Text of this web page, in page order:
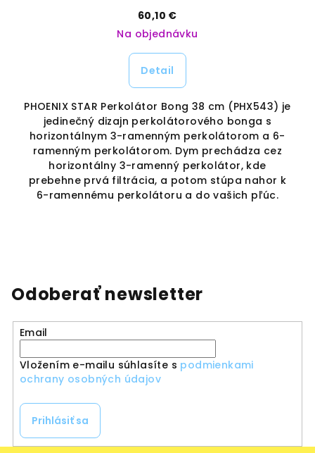
60,10 €
Na objednávku
Detail
PHOENIX STAR Perkolátor Bong 38 cm (PHX543) je
jedinečný dizajn perkolátorového bonga s
horizontálnym 3-ramenným perkolátorom a 6-
ramenným perkolátorom. Dym prechádza cez
horizontálny 3-ramenný perkolátor, kde
prebehne prvá filtrácia, a potom stúpa nahor k
6-ramennému perkolátoru a do vašich pľúc.
Odoberať newsletter
Email
Vložením e-mailu súhlasíte s podmienkami
ochrany osobných údajov
Prihlásiť sa